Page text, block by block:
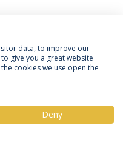
& Condições
data, to improve our
give you a great website
cookies we use open the
Deny